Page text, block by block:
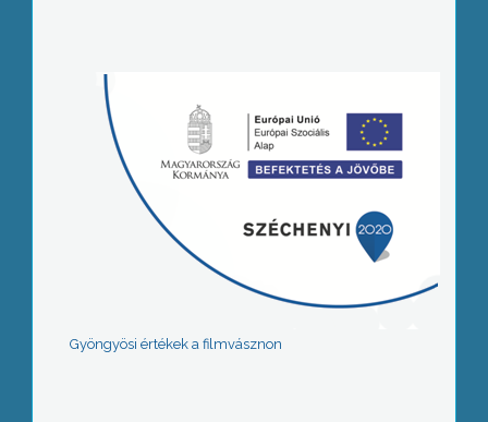
Gyöngyösi értékek a filmvásznon